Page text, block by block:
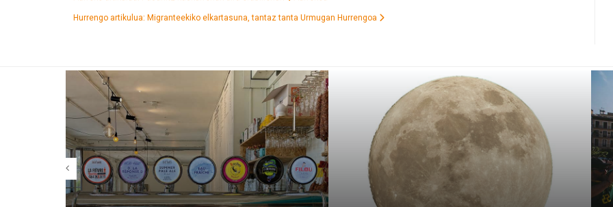
Hurrengo artikulua: Migranteekiko elkartasuna, tantaz tanta Urmugan Hurrengoa